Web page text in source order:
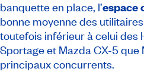
banquette en place, l’espace
bonne moyenne des
toutefois inférieur à celui des
Sportage et Mazda CX-5
principaux concurrents.